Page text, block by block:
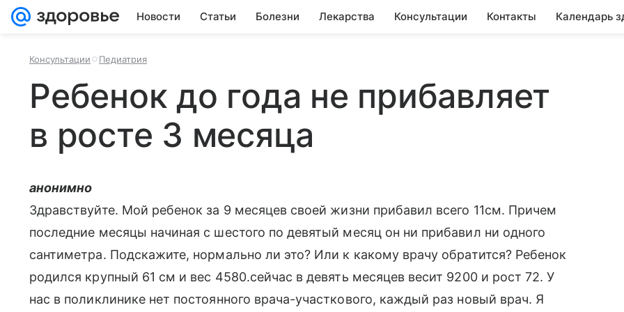
Новости Статьи Болезни Лекарства Консультации Контакты Календарь
Консультации Педиатрия
Ребенок до года не прибавляет
в росте 3 месяца
анонимно
Здравствуйте. Мой ребенок за 9 месяцев своей жизни прибавил всего 11см. Причем
последние месяцы начиная с шестого по девятый месяц он ни прибавил ни одного
сантиметра. Подскажите, нормально ли это? Или к какому врачу обратится? Ребенок
родился крупный 61 см и вес 4580.сейчас в девять месяцев весит 9200 и рост 72. У
нас в поликлинике нет постоянного врача-участкового, каждый раз новый врач. Я